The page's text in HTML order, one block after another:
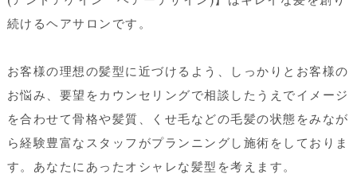
続けるヘアサロンです。
お客様の理想の髪型に近づけるよう、しっかりとお客様の
お悩み、要望をカウンセリングで相談したうえでイメージ
を合わせて骨格や髪質、くせ毛などの毛髪の状態をみなが
ら経験豊富なスタッフがプランニングし施術をしておりま
す。あなたにあったオシャレな髪型を考えます。